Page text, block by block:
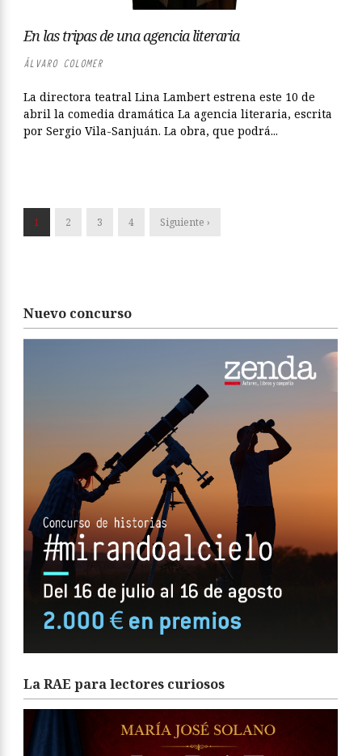
En las tripas de una agencia literaria
ÁLVARO COLOMER
La directora teatral Lina Lambert estrena este 10 de
abril la comedia dramática La agencia literaria, escrita
por Sergio Vila-Sanjuán. La obra, que podrá...
1 2 3 4 Siguiente ›
Nuevo concurso
La RAE para lectores curiosos